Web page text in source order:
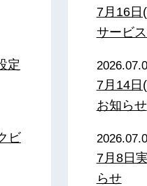
定
ビ
7月16日
サービ
7月14日
お知らせ
7月8日
らせ